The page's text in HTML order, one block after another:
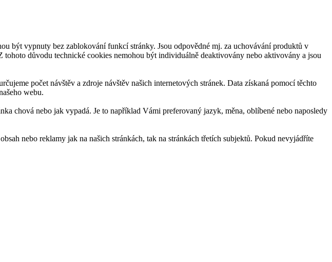
být vypnuty bez zablokování funkcí stránky. Jsou odpovědné mj. za uchovávání produktů v
důvodu technické cookies nemohou být individuálně deaktivovány nebo aktivovány a jsou
počet návštěv a zdroje návštěv našich internetových stránek. Data získaná pomocí těchto
webu.
chová nebo jak vypadá. Je to například Vámi preferovaný jazyk, měna, oblíbené nebo naposledy
nebo reklamy jak na našich stránkách, tak na stránkách třetích subjektů. Pokud nevyjádříte